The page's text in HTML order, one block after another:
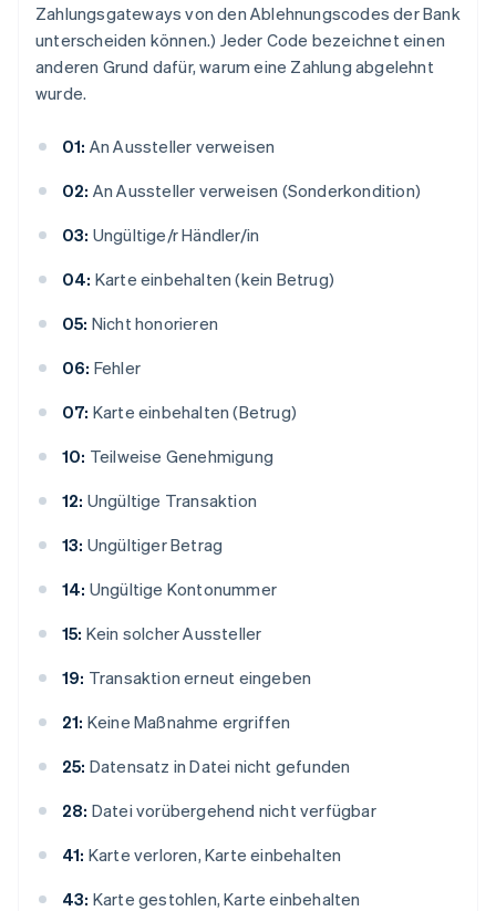
Zahlungsgateways von den Ablehnungscodes der Bank
unterscheiden können.) Jeder Code bezeichnet einen
anderen Grund dafür, warum eine Zahlung abgelehnt
wurde.
01: An Aussteller verweisen
02: An Aussteller verweisen (Sonderkondition)
03: Ungültige/r Händler/in
04: Karte einbehalten (kein Betrug)
05: Nicht honorieren
06: Fehler
07: Karte einbehalten (Betrug)
10: Teilweise Genehmigung
12: Ungültige Transaktion
13: Ungültiger Betrag
14: Ungültige Kontonummer
15: Kein solcher Aussteller
19: Transaktion erneut eingeben
21: Keine Maßnahme ergriffen
25: Datensatz in Datei nicht gefunden
28: Datei vorübergehend nicht verfügbar
41: Karte verloren, Karte einbehalten
43: Karte gestohlen, Karte einbehalten